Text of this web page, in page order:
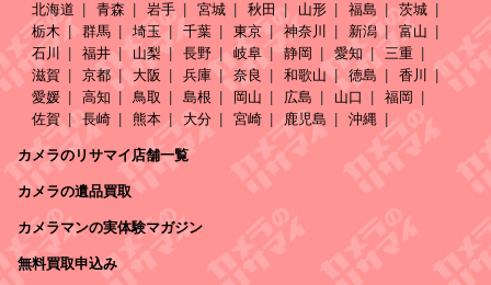
北海道
青森 岩手 宮城 秋田 山形 福島
茨城
栃木
群馬 埼玉 千葉 東京 神奈川 新潟
富山
石川
福井 山梨 長野 岐阜 静岡 愛知
三重
滋賀
京都 大阪 兵庫 奈良 和歌山 徳島
香川
愛媛
高知 鳥取 島根 岡山 広島 山口
福岡
佐賀
長崎 熊本 大分 宮崎 鹿児島 沖縄
カメラのリサマイ店舗一覧
カメラの遺品買取
カメラマンの実体験マガジン
無料買取申込み